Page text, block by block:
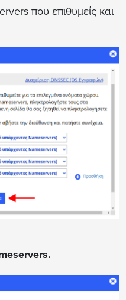
που επιθυμείς και